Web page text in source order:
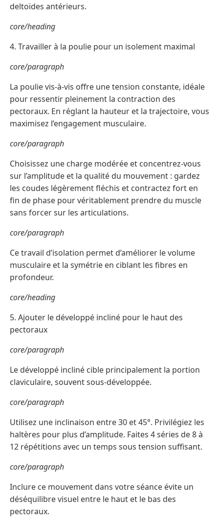
deltoïdes antérieurs.
core/heading
4. Travailler à la poulie pour un isolement maximal
core/paragraph
La poulie vis-à-vis offre une tension constante, idéale
pour ressentir pleinement la contraction des
pectoraux. En réglant la hauteur et la trajectoire, vous
maximisez l’engagement musculaire.
core/paragraph
Choisissez une charge modérée et concentrez-vous
sur l’amplitude et la qualité du mouvement : gardez
les coudes légèrement fléchis et contractez fort en
fin de phase pour véritablement prendre du muscle
sans forcer sur les articulations.
core/paragraph
Ce travail d’isolation permet d’améliorer le volume
musculaire et la symétrie en ciblant les fibres en
profondeur.
core/heading
5. Ajouter le développé incliné pour le haut des
pectoraux
core/paragraph
Le développé incliné cible principalement la portion
claviculaire, souvent sous-développée.
core/paragraph
Utilisez une inclinaison entre 30 et 45°. Privilégiez les
haltères pour plus d’amplitude. Faites 4 séries de 8 à
12 répétitions avec un temps sous tension suffisant.
core/paragraph
Inclure ce mouvement dans votre séance évite un
déséquilibre visuel entre le haut et le bas des
pectoraux.